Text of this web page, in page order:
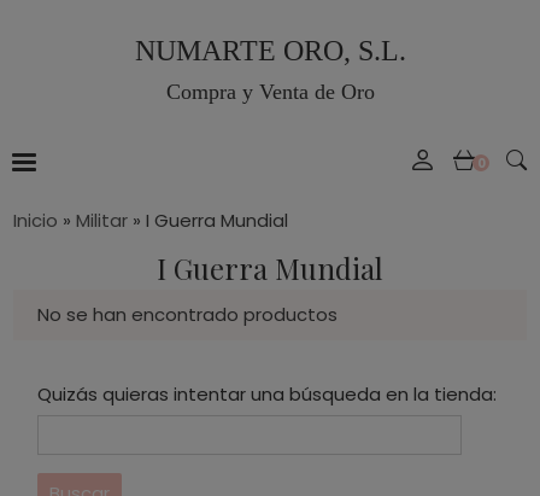
NUMARTE ORO, S.L.
Compra y Venta de Oro
0
Inicio » Militar » I Guerra Mundial
I Guerra Mundial
No se han encontrado productos
Quizás quieras intentar una búsqueda en la tienda: